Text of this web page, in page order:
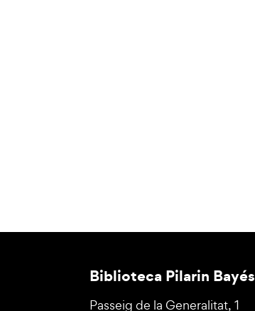
Biblioteca Pilarin Bayés
Passeig de la Generalitat, 1